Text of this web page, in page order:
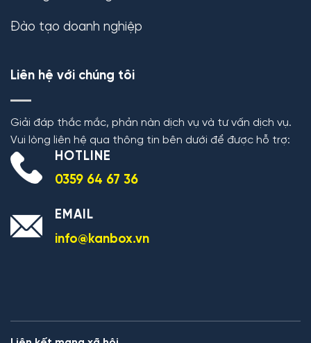
Đào tạo doanh nghiệp
Liên hệ với chúng tôi
Giải đáp thắc mắc, phản nàn dịch vụ và tư vấn dịch vụ.
Vui lòng liên hệ qua thông tin bên dưới để được hỗ trợ:
HOTLINE
0359 64 67 36
EMAIL
info@kanbox.vn